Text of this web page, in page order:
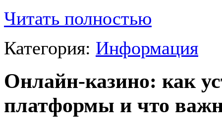
Читать полностью
Категория: Информация
Онлайн-казино: как
платформы и что